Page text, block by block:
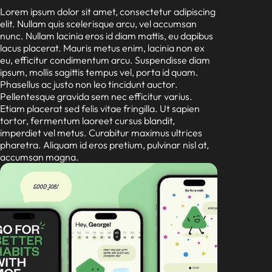
Lorem ipsum dolor sit amet, consectetur adipiscing
elit. Nullam quis scelerisque arcu, vel accumsan
nunc. Nullam lacinia eros id diam mattis, eu dapibus
lacus placerat. Mauris metus enim, lacinia non ex
eu, efficitur condimentum arcu. Suspendisse diam
ipsum, mollis sagittis tempus vel, porta id quam.
Phasellus ac justo non leo tincidunt auctor.
Pellentesque gravida sem nec efficitur varius.
Etiam placerat sed felis vitae fringilla. Ut sapien
tortor, fermentum laoreet cursus blandit,
imperdiet vel metus. Curabitur maximus ultrices
pharetra. Aliquam id eros pretium, pulvinar nisl at,
accumsan magna.